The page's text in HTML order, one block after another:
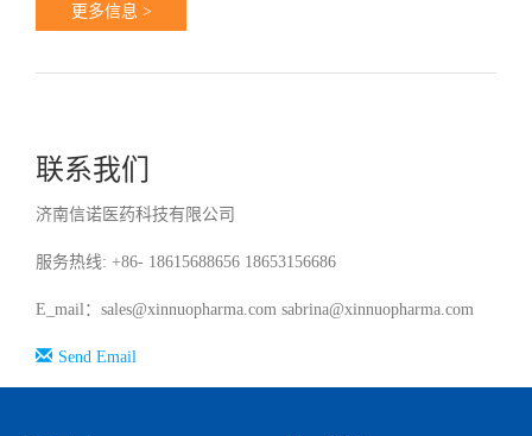
更多信息 >
联系我们
济南信诺医药科技有限公司
服务热线: +86- 18615688656 18653156686
E_mail：sales@xinnuopharma.com sabrina@xinnuopharma.com
Send Email